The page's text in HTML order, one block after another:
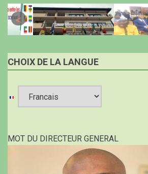
CHOIX DE LA LANGUE
language
MOT DU DIRECTEUR GENERAL